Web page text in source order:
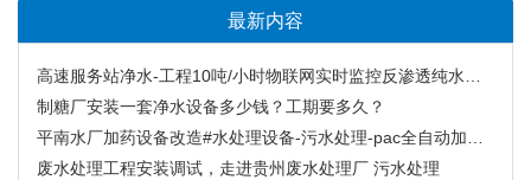
最新内容
高速服务站净水-工程10吨/小时物联网实时监控反渗透纯水设备
制糖厂安装一套净水设备多少钱？工期要多久？
平南水厂加药设备改造#水处理设备-污水处理-pac全自动加药装置
废水处理工程安装调试，走进贵州废水处理厂 污水处理